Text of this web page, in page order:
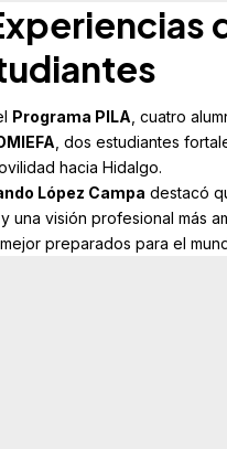
Programa PILA , cuatro
, dos estudiantes
hacia Hidalgo.
López Campa destacó
una visión profesional más
preparados para el